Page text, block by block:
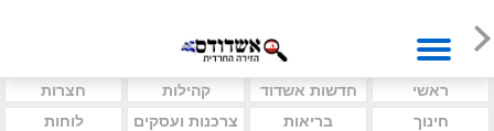
ראשי חדשות אשדוד קהילות
חצרות
חינוך
בריאות צרכנות ועסקים
לוחות